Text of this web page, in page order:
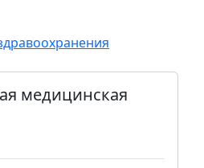
медицинская